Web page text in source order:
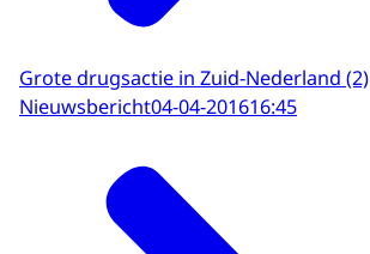
Grote drugsactie in Zuid-Nederland (2)
Nieuwsbericht04-04-201616:45